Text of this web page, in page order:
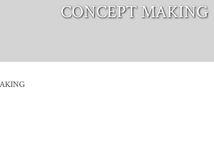
CONCEPT MAKING